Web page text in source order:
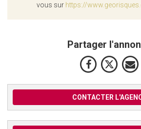
vous sur https://
Partager
CONTACTER